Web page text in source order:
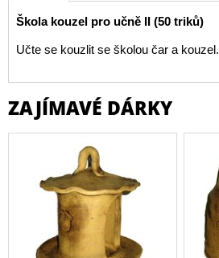
Škola kouzel pro učně II (50 triků)
Učte se kouzlit se školou čar a kouzel.
ZAJÍMAVÉ DÁRKY